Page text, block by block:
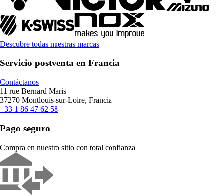
Descubre todas nuestras marcas
Servicio postventa en Francia
Contáctanos
11 rue Bernard Maris
37270 Montlouis-sur-Loire, Francia
+33 1 86 47 62 58
Pago seguro
Compra en nuestro sitio con total confianza